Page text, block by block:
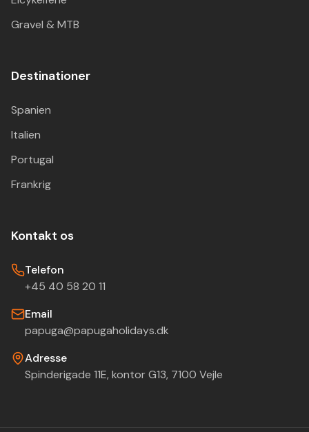
Gravel & MTB
Destinationer
Spanien
Italien
Portugal
Frankrig
Kontakt os
Telefon
+45 40 58 20 11
Email
papuga@papugaholidays.dk
Adresse
Spinderigade 11E, kontor G13, 7100 Vejle